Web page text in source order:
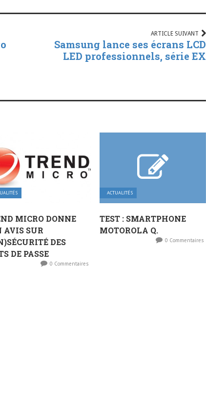
ARTICLE SUIVANT
Samsung lance ses écrans LCD
LED professionnels, série EX
MICRO DONNE
AVIS SUR
DES
DE PASSE
0 Commentaires
ACTUALITÉS
TEST : SMARTPHONE
MOTOROLA Q.
0 Commentaires